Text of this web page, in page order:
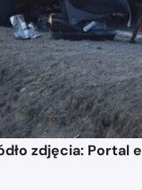
zdjęcia: Portal